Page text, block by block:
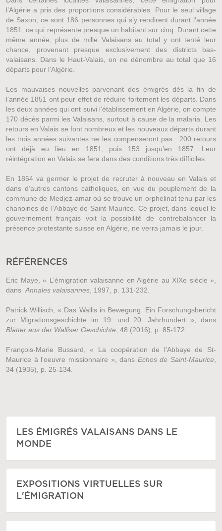
l’Algérie a pris des proportions considérables. Pour le seul village
de Saxon, ce sont 186 personnes qui s’y rendirent durant l’année
1851, ce qui représente presque un habitant sur cinq. Durant cette
même année, plus de mille Valaisans au total y ont tenté leur
chance, provenant presque exclusivement des districts bas-
valaisans. Dans le Haut-Valais, on ne dénombre au total que 16
départs pour l’Algérie.
Les mauvaises nouvelles parvenant des émigrés dès la fin de
l’année 1851 ont pour effet de réduire fortement les départs. Dans
les deux années qui ont suivi l’établissement en Algérie, on compte
170 décès parmi les Valaisans, surtout à cause de la malaria. Les
retours en Valais se font nombreux et les nouveaux départs durant
les trois années suivantes ne les compenseront pas : 200 retours
ont déjà eu lieu en 1851, puis 153 jusqu’en 1857. Leur
réintégration en Valais se fera dans des conditions très difficiles.
En 1854 va germer le projet de recruter à nouveau en Valais et
dans d’autres cantons catholiques, en vue du peuplement de la
commune de Medjez-amar où se trouve un orphelinat tenu par les
chanoines de l’Abbaye de Saint-Maurice. Ce projet, dans lequel le
gouvernement français voit la possibilité de contrebalancer la
présence protestante suisse en Algérie, ne verra jamais le jour.
RÉFÉRENCES
Eric Maye, « L’émigration valaisanne en Algérie au XIXe siècle »,
dans Annales valaisannes , 1997, p. 131-232.
Patrick Willisch, « Das Wallis in Bewegung. Ein Forschungsbericht
zur Migrationsgeschichte im 19. und 20. Jahrhundert », dans
Blätter aus der Walliser Geschichte , 48 (2016), p. 85-172.
François-Marie Bussard, « La coopération de l'Abbaye de St-
Maurice à l'oeuvre missionnaire », dans Echos de Saint-Maurice
34 (1935), p. 25-134.
LES ÉMIGRÉS VALAISANS DANS LE
MONDE
EXPOSITIONS VIRTUELLES SUR
L'ÉMIGRATION